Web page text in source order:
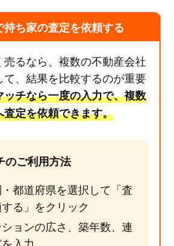
持ち家の査定を依頼する
るなら、複数の不動産会社
て、結果を比較するのが重要
ッチなら一度の入力で、複数
定を依頼できます。
のご利用方法
都道府県を選択して「査
る」をクリック
ョンの広さ、築年数、連